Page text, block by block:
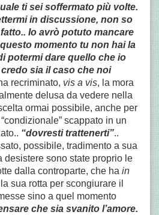
ti sei soffermato più volte.
in discussione, non so
Io avrò potuto mancare
momento tu non hai la
potermi dare quello che io
sia il caso che noi
recriminato, vis a vis, la mora
delusa da vedere nella
ormai possibile, anche per
scappato in un
“dovresti trattenerti”..
possibile, tradimento a sua
desistere sono state proprio le
dalla controparte, che ha in
sua rotta per scongiurare il
sino a quel momento
che sia svanito l’amore.